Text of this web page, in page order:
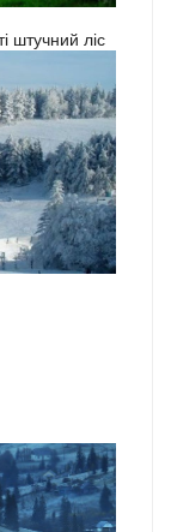
штучний ліс